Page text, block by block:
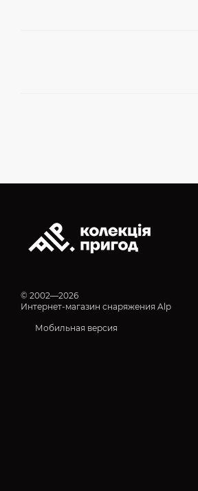
© 2002—2026
Интернет-магазин снаряжения Alp
Мобильная версия